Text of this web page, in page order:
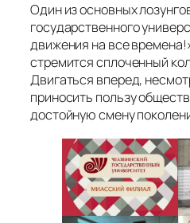
Один из основных
государственного
движения на все
стремится сплоченный
Двигаться вперед,
приносить пользу
достойную смену